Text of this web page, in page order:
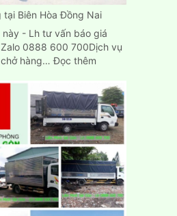
tại Biên Hòa Đồng Nai
này - Lh tư vấn báo giá
0888 600 700Dịch vụ
chở hàng…Đọc thêm:
tải
chở
hàng
tại
Biên
Hòa
Đồng
Nai